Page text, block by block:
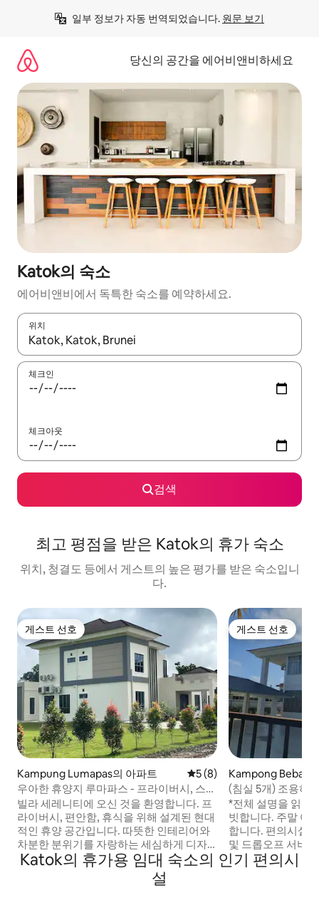
일부 정보가 자동 번역되었습니다. 원문 보기
당신의 공간을 에어비앤비하세요
Katok의 숙소
에어비앤비에서 독특한 숙소를 예약하세요.
위치
결과가 나오면 위·아래 화살표 키를 사용하거나 터치 또는 스와이
체크인
체크아웃
검색
최고 평점을 받은 Katok의 휴가 숙소
위치, 청결도 등에서 게스트의 높은 평가를 받은 숙소입니
다.
게스트 선호
게스트 선호
Kampung Lumapas의 아파트 평점 5점(5점 만점), 후기 8
5 (8)
우아한 휴양지 루마파스 - 프라이버시, 스타
일 및 편안함
빌라 세레니티에 오신 것을 환영합니다. 프
라이버시, 편안함, 휴식을 위해 설계된 현대
적인 휴양 공간입니다. 따뜻한 인테리어와
차분한 분위기를 자랑하는 세심하게 디자
인된 공간으로, 휴식을 취하거나 그저 조용
한 휴양을 즐기기에 안성맞춤입니다. 야외
의 넓은 파티오는 아침 커피나 부드러운 앰
게스트 선호
게스트 선호
Kampong Bebatik
(침실 5개) 조용하
*전체 설명을 읽어주세요* 조
빗합니다. 주말 여
합니다. 편의시설에 가
및 드롭오프 서비
다. 필요에 따라 추가 침대와 세면용품을 준
비할 수 있도록 예
Katok의 휴가용 임대 숙소의 인기 편의시
설